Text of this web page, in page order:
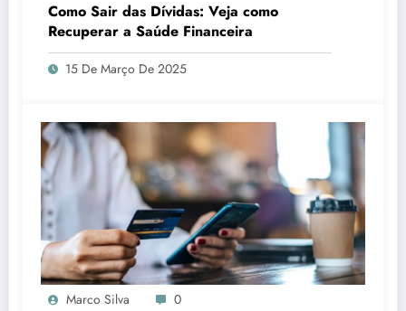
Como Sair das Dívidas: Veja como
Recuperar a Saúde Financeira
15 De Março De 2025
Marco Silva 0